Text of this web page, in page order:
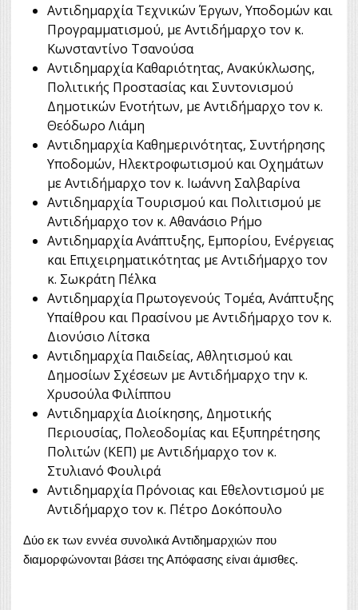
Αντιδημαρχία Τεχνικών Έργων, Υποδομών και
Προγραμματισμού, με Αντιδήμαρχο τον κ.
Κωνσταντίνο Τσανούσα
Αντιδημαρχία Καθαριότητας, Ανακύκλωσης,
Πολιτικής Προστασίας και Συντονισμού
Δημοτικών Ενοτήτων, με Αντιδήμαρχο τον κ.
Θεόδωρο Λιάμη
Αντιδημαρχία Καθημερινότητας, Συντήρησης
Υποδομών, Ηλεκτροφωτισμού και Οχημάτων
με Αντιδήμαρχο τον κ. Ιωάννη Σαλβαρίνα
Αντιδημαρχία Τουρισμού και Πολιτισμού με
Αντιδήμαρχο τον κ. Αθανάσιο Ρήμο
Αντιδημαρχία Ανάπτυξης, Εμπορίου, Ενέργειας
και Επιχειρηματικότητας με Αντιδήμαρχο τον
κ. Σωκράτη Πέλκα
Αντιδημαρχία Πρωτογενούς Τομέα, Ανάπτυξης
Υπαίθρου και Πρασίνου με Αντιδήμαρχο τον κ.
Διονύσιο Λίτσκα
Αντιδημαρχία Παιδείας, Αθλητισμού και
Δημοσίων Σχέσεων με Αντιδήμαρχο την κ.
Χρυσούλα Φιλίππου
Αντιδημαρχία Διοίκησης, Δημοτικής
Περιουσίας, Πολεοδομίας και Εξυπηρέτησης
Πολιτών (ΚΕΠ) με Αντιδήμαρχο τον κ.
Στυλιανό Φουλιρά
Αντιδημαρχία Πρόνοιας και Εθελοντισμού με
Αντιδήμαρχο τον κ. Πέτρο Δοκόπουλο
Δύο εκ των εννέα συνολικά Αντιδημαρχιών που
διαμορφώνονται βάσει της Απόφασης είναι άμισθες.